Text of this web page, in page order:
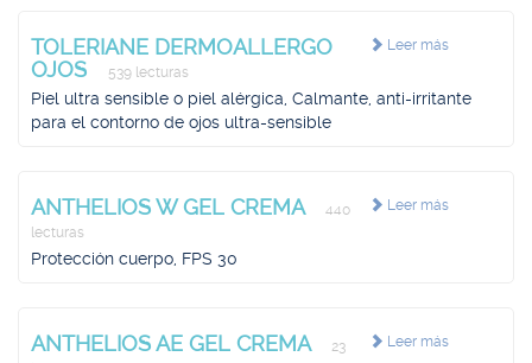
Leer más
TOLERIANE DERMOALLERGO
OJOS
539 lecturas
Piel ultra sensible o piel alérgica, Calmante, anti-irritante
para el contorno de ojos ultra-sensible
Leer más
ANTHELIOS W GEL CREMA
440
lecturas
Protección cuerpo, FPS 30
Leer más
ANTHELIOS AE GEL CREMA
23